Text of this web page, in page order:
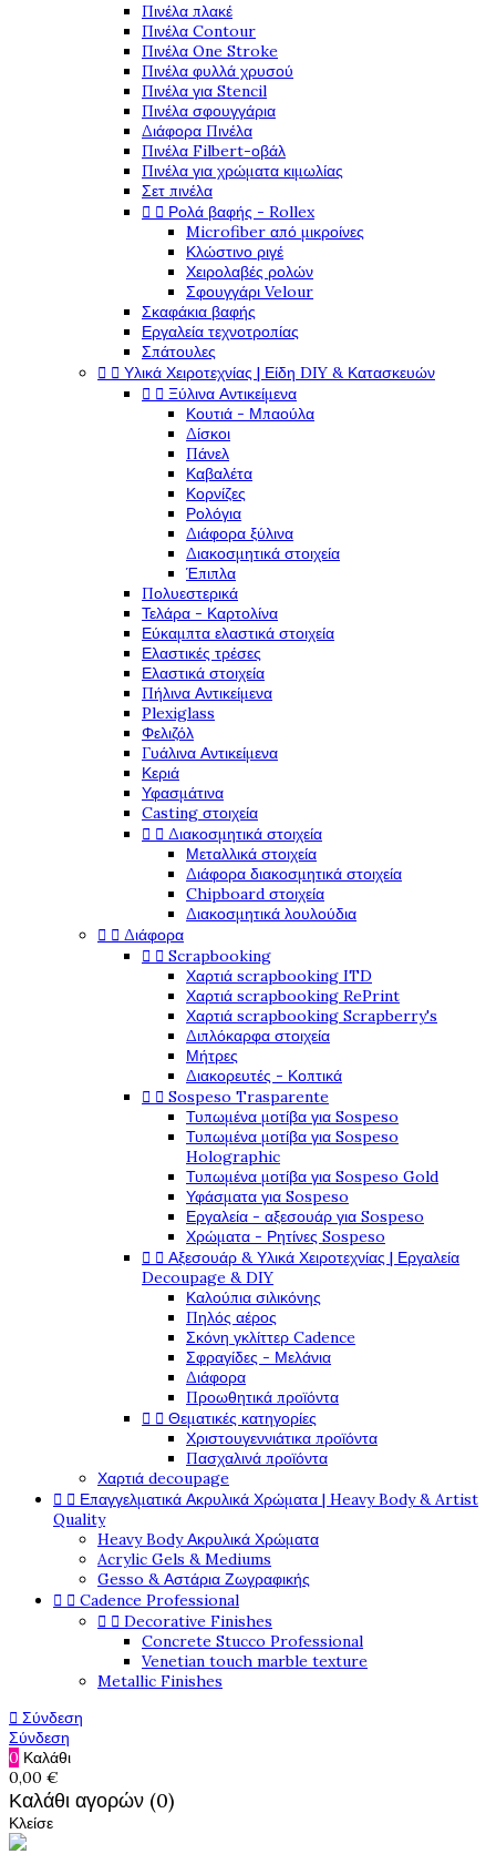
Πινέλα πλακέ
Πινέλα Contour
Πινέλα One Stroke
Πινέλα φυλλά χρυσού
Πινέλα για Stencil
Πινέλα σφουγγάρια
Διάφορα Πινέλα
Πινέλα Filbert-οβάλ
Πινέλα για χρώματα κιμωλίας
Σετ πινέλα
  Ρολά βαφής - Rollex
Microfiber από μικροίνες
Κλώστινο ριγέ
Χειρολαβές ρολών
Σφουγγάρι Velour
Σκαφάκια βαφής
Εργαλεία τεχνοτροπίας
Σπάτουλες
  Υλικά Χειροτεχνίας | Είδη DIY & Κατασκευών
  Ξύλινα Αντικείμενα
Κουτιά - Μπαούλα
Δίσκοι
Πάνελ
Καβαλέτα
Κορνίζες
Ρολόγια
Διάφορα ξύλινα
Διακοσμητικά στοιχεία
Έπιπλα
Πολυεστερικά
Τελάρα - Καρτολίνα
Εύκαμπτα ελαστικά στοιχεία
Ελαστικές τρέσες
Ελαστικά στοιχεία
Πήλινα Αντικείμενα
Plexiglass
Φελιζόλ
Γυάλινα Αντικείμενα
Κεριά
Υφασμάτινα
Casting στοιχεία
  Διακοσμητικά στοιχεία
Μεταλλικά στοιχεία
Διάφορα διακοσμητικά στοιχεία
Chipboard στοιχεία
Διακοσμητικά λουλούδια
  Διάφορα
  Scrapbooking
Χαρτιά scrapbooking ITD
Χαρτιά scrapbooking RePrint
Χαρτιά scrapbooking Scrapberry's
Διπλόκαρφα στοιχεία
Μήτρες
Διακορευτές - Κοπτικά
  Sospeso Trasparente
Τυπωμένα μοτίβα για Sospeso
Τυπωμένα μοτίβα για Sospeso
Holographic
Τυπωμένα μοτίβα για Sospeso Gold
Υφάσματα για Sospeso
Εργαλεία - αξεσουάρ για Sospeso
Χρώματα - Ρητίνες Sospeso
  Αξεσουάρ & Υλικά Χειροτεχνίας | Εργαλεία
Decoupage & DIY
Καλούπια σιλικόνης
Πηλός αέρος
Σκόνη γκλίττερ Cadence
Σφραγίδες - Μελάνια
Διάφορα
Προωθητικά προϊόντα
  Θεματικές κατηγορίες
Χριστουγεννιάτικα προϊόντα
Πασχαλινά προϊόντα
Χαρτιά decoupage
  Επαγγελματικά Ακρυλικά Χρώματα | Heavy Body & Artist
Quality
Heavy Body Ακρυλικά Χρώματα
Acrylic Gels & Mediums
Gesso & Αστάρια Ζωγραφικής
  Cadence Professional
  Decorative Finishes
Concrete Stucco Professional
Venetian touch marble texture
Metallic Finishes
 Σύνδεση
Σύνδεση
0 Καλάθι
0,00 €
Καλάθι αγορών (0)
Κλείσε